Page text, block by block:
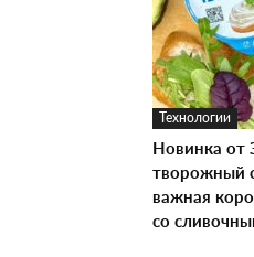
Технологии
Новинка
творожный
важная
со